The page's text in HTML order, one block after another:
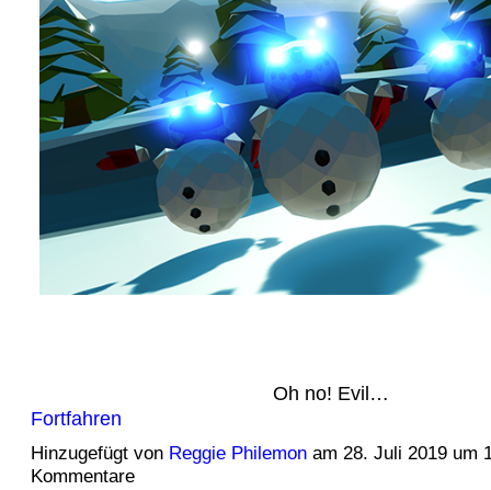
Oh no! Evil…
Fortfahren
Hinzugefügt von Reggie Philemonam 28. Juli 2019 um
Kommentare